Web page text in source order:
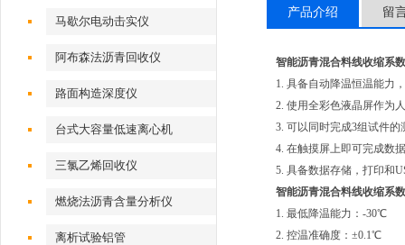
产品介绍 留
智能沥青混合料线收缩系
1. 具备自动降温恒温能力
2. 使用全彩色液晶屏作为
3. 可以同时完成3组试件的
4. 在触摸屏上即可完成数
5. 具备数据存储，打印和
智能沥青混合料线收缩系
1. 最低降温能力：-30℃
2. 控温准确度：±0.1℃
马歇尔电动击实仪
阿布森法沥青回收仪
路面构造深度仪
台式大容量低速离心机
三氯乙烯回收仪
燃烧法沥青含量分析仪
离析试验铝管